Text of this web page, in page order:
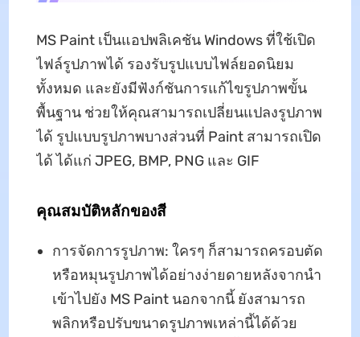
MS Paint เป็นแอปพลิเคชัน Windows ที่ใช้เปิด
ไฟล์รูปภาพได้ รองรับรูปแบบไฟล์ยอดนิยม
ทั้งหมด และยังมีฟังก์ชันการแก้ไขรูปภาพขั้น
พื้นฐาน ช่วยให้คุณสามารถเปลี่ยนแปลงรูปภาพ
ได้ รูปแบบรูปภาพบางส่วนที่ Paint สามารถเปิด
ได้ ได้แก่ JPEG, BMP, PNG และ GIF
คุณสมบัติหลักของสี
การจัดการรูปภาพ: ใครๆ ก็สามารถครอบตัด
หรือหมุนรูปภาพได้อย่างง่ายดายหลังจากนำ
เข้าไปยัง MS Paint นอกจากนี้ ยังสามารถ
พลิกหรือปรับขนาดรูปภาพเหล่านี้ได้ด้วย